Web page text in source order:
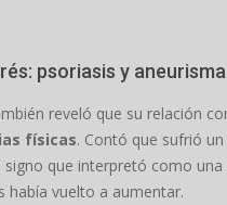
psoriasis y aneurisma
reveló que su relación
físicas. Contó que sufrió
signo que interpretó como una
había vuelto a aumentar.